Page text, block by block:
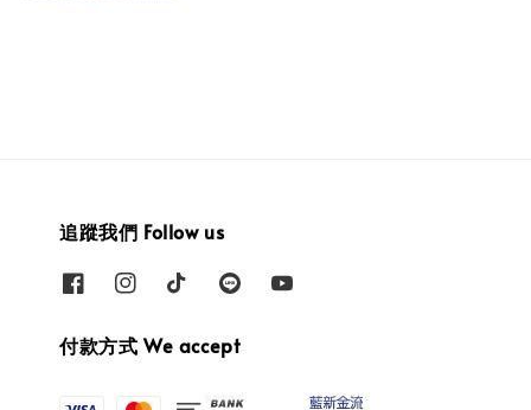
追蹤我們 Follow us
付款方式 We accept